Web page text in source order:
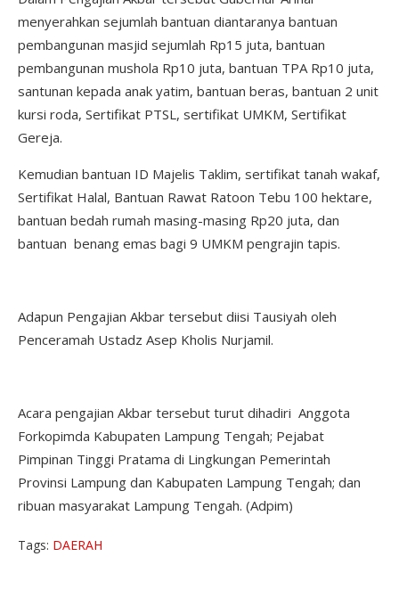
menyerahkan sejumlah bantuan diantaranya bantuan
pembangunan masjid sejumlah Rp15 juta, bantuan
pembangunan mushola Rp10 juta, bantuan TPA Rp10 juta,
santunan kepada anak yatim, bantuan beras, bantuan 2 unit
kursi roda, Sertifikat PTSL, sertifikat UMKM, Sertifikat
Gereja.
Kemudian bantuan ID Majelis Taklim, sertifikat tanah wakaf,
Sertifikat Halal, Bantuan Rawat Ratoon Tebu 100 hektare,
bantuan bedah rumah masing-masing Rp20 juta, dan
bantuan benang emas bagi 9 UMKM pengrajin tapis.
Adapun Pengajian Akbar tersebut diisi Tausiyah oleh
Penceramah Ustadz Asep Kholis Nurjamil.
Acara pengajian Akbar tersebut turut dihadiri Anggota
Forkopimda Kabupaten Lampung Tengah; Pejabat
Pimpinan Tinggi Pratama di Lingkungan Pemerintah
Provinsi Lampung dan Kabupaten Lampung Tengah; dan
ribuan masyarakat Lampung Tengah. (Adpim)
Tags: DAERAH